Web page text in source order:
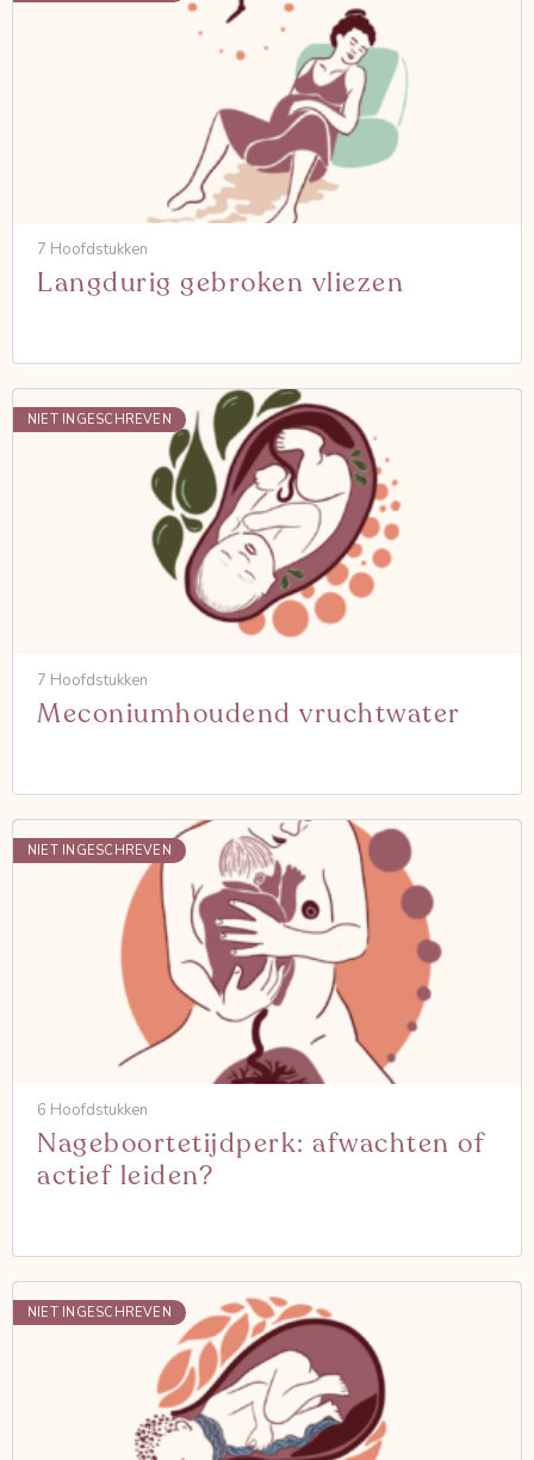
7 Hoofdstukken
Langdurig gebroken vliezen
NIET INGESCHREVEN
7 Hoofdstukken
Meconiumhoudend vruchtwater
NIET INGESCHREVEN
6 Hoofdstukken
Nageboortetijdperk: afwachten of
actief leiden?
NIET INGESCHREVEN